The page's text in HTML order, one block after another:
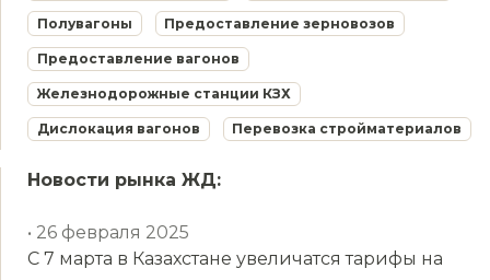
Полувагоны Предоставление зерновозов
Предоставление вагонов
Железнодорожные станции КЗХ
Дислокация вагонов Перевозка стройматериалов
Новости рынка ЖД:
• 26 февраля 2025
С 7 марта в Казахстане увеличатся тарифы на